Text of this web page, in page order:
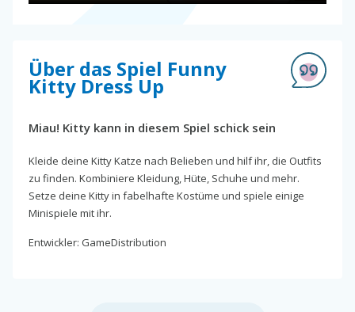
Über das Spiel Funny
Kitty Dress Up
Miau! Kitty kann in diesem Spiel schick sein
Kleide deine Kitty Katze nach Belieben und hilf ihr, die Outfits
zu finden. Kombiniere Kleidung, Hüte, Schuhe und mehr.
Setze deine Kitty in fabelhafte Kostüme und spiele einige
Minispiele mit ihr.
Entwickler: GameDistribution